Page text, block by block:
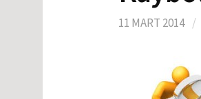
11 MART 2014 /